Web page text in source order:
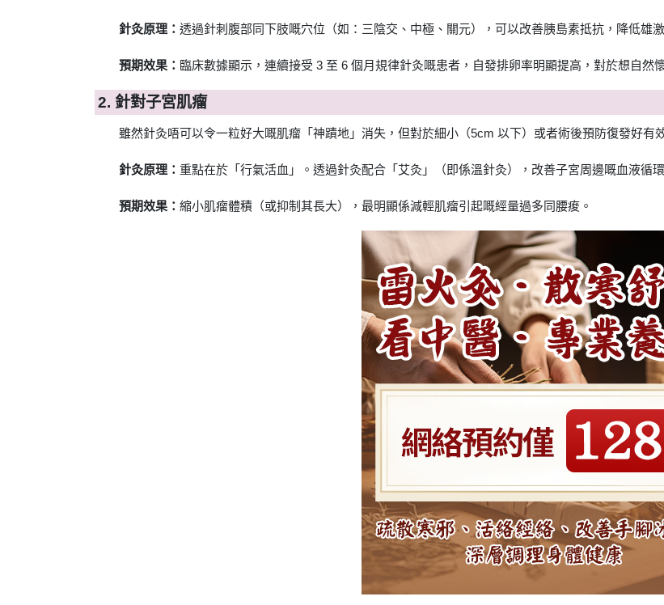
針灸原理： 透過針刺腹部同下肢嘅穴位（如：三陰交、中極、關元），可以改善胰島素抵抗，降低雄
預期效果： 臨床數據顯示，連續接受 3 至 6 個月規律針灸嘅患者，自發排卵率明顯提高，對於想自然
2. 針對子宮肌瘤
雖然針灸唔可以令一粒好大嘅肌瘤「神蹟地」消失，但對於細小（5cm 以下）或者術後預防復發好有
針灸原理： 重點在於「行氣活血」。透過針灸配合「艾灸」（即係溫針灸），改善子宮周邊嘅血液循
預期效果： 縮小肌瘤體積（或抑制其長大），最明顯係減輕肌瘤引起嘅經量過多同腰痠。